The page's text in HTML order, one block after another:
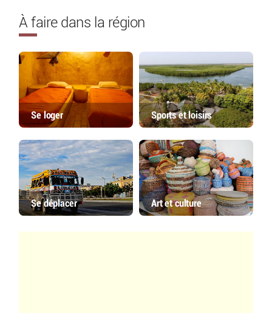
À faire dans la région
Se loger Sports et loisirs
Se déplacer Art et culture